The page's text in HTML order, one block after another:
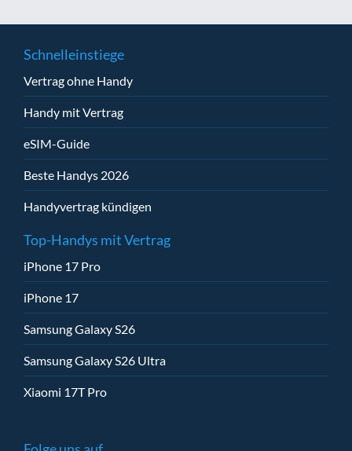
Schnelleinstiege
Vertrag ohne Handy
Handy mit Vertrag
eSIM-Guide
Beste Handys 2026
Handyvertrag kündigen
Top-Handys mit Vertrag
iPhone 17 Pro
iPhone 17
Samsung Galaxy S26
Samsung Galaxy S26 Ultra
Xiaomi 17T Pro